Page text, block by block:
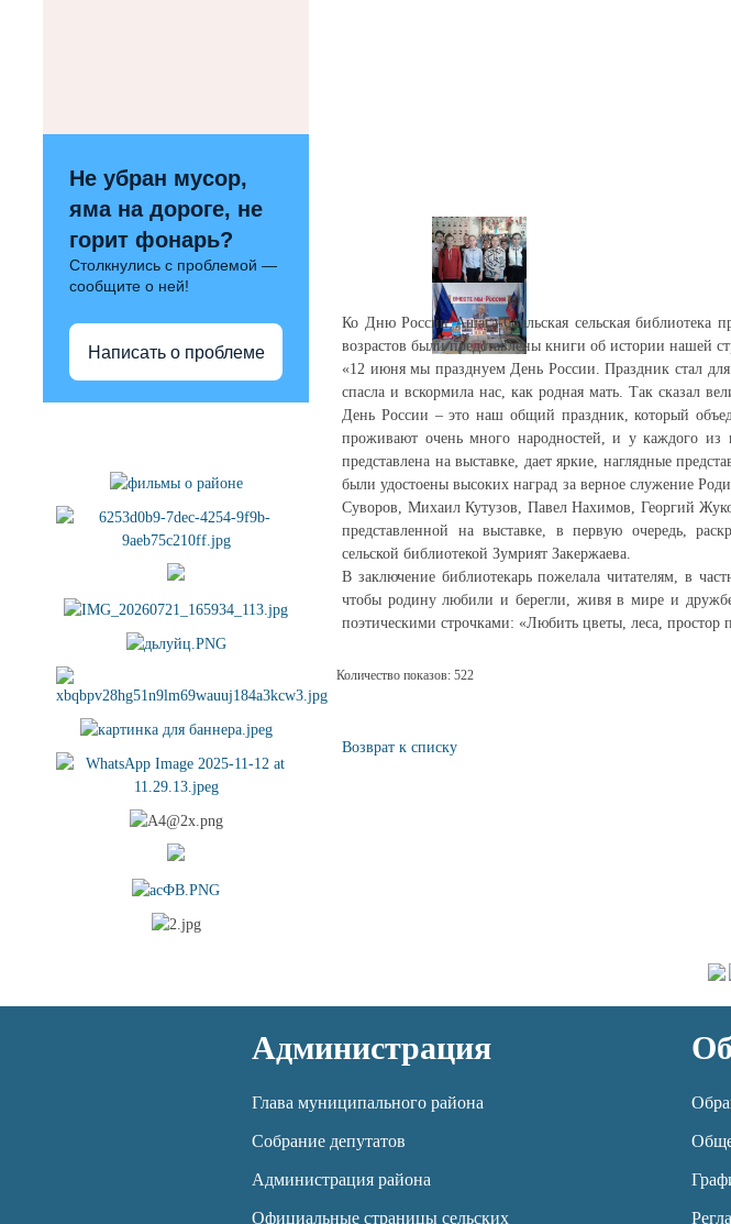
Не убран мусор,
яма на дороге, не
горит фонарь?
Столкнулись с проблемой —
сообщите о ней!
Написать о проблеме
Ко Дню России Ашага-Стальская сельская библиотека
возрастов были представлены книги об истории нашей
«12 июня мы празднуем День России. Праздник стал
спасла и вскормила нас, как родная мать. Так сказал
День России – это наш общий праздник, который
проживают очень много народностей, и у каждого из
представлена на выставке, дает яркие, наглядные
были удостоены высоких наград за верное служение
Суворов, Михаил Кутузов, Павел Нахимов, Георгий
представленной на выставке, в первую очередь,
сельской библиотекой Зумрият Закержаева.
В заключение библиотекарь пожелала читателям, в
чтобы родину любили и берегли, живя в мире и
поэтическими строчками: «Любить цветы, леса, простор
Количество показов: 522
Возврат к списку
Администрация
Глава муниципального района
Собрание депутатов
Администрация района
Официальные страницы сельских